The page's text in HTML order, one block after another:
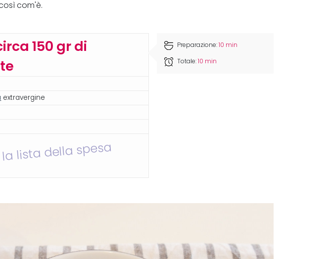
com'è.
150 gr di
extravergine
lista della spesa
Preparazione:10 min
Totale:10 min